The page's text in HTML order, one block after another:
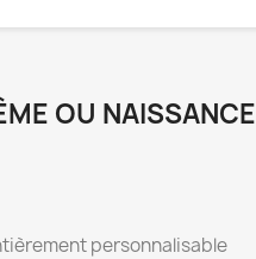
OU NAISSANCE
personnalisable